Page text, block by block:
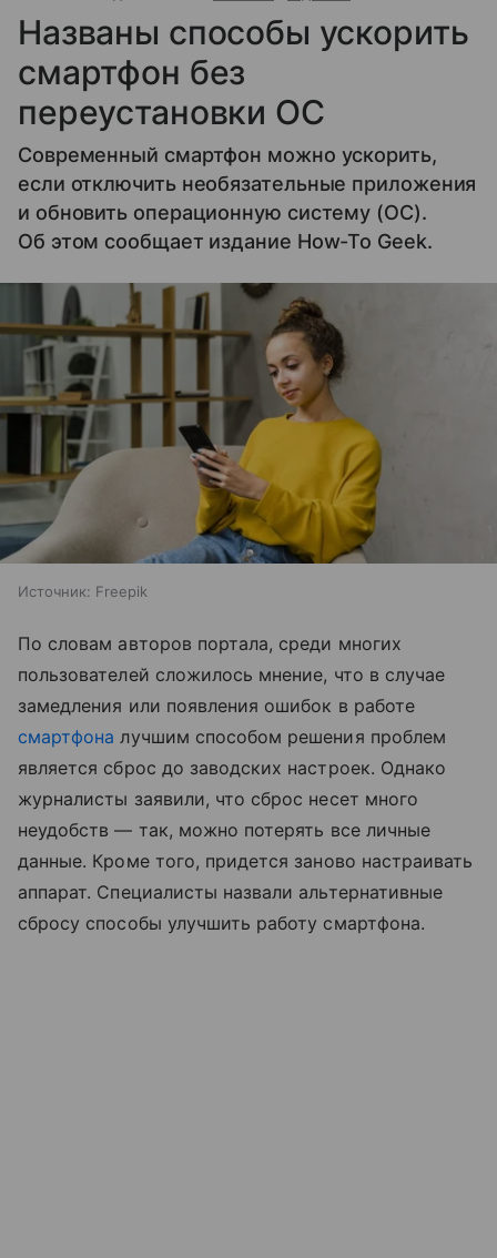
Названы способы ускорить
смартфон без
переустановки ОС
Современный смартфон можно ускорить,
если отключить необязательные приложения
и обновить операционную систему (ОС).
Об этом сообщает издание How-To Geek.
Источник: Freepik
По словам авторов портала, среди многих
пользователей сложилось мнение, что в случае
замедления или появления ошибок в работе
смартфона лучшим способом решения проблем
является сброс до заводских настроек. Однако
журналисты заявили, что сброс несет много
неудобств — так, можно потерять все личные
данные. Кроме того, придется заново настраивать
аппарат. Специалисты назвали альтернативные
сбросу способы улучшить работу смартфона.